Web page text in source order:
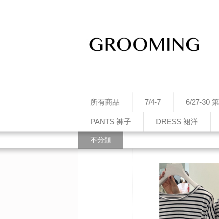
所有商品 7/4-7 6/27-30
PANTS 褲子 DRESS 裙洋
不分類